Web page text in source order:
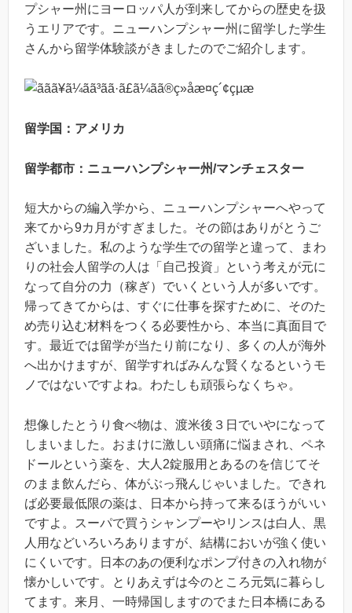
プシャー州にヨーロッパ人が到来してからの歴史を扱
うエリアです。ニューハンプシャー州に留学した学生
さんから留学体験談がきましたのでご紹介します。
留学国：アメリカ
留学都市：ニューハンプシャー州/マンチェスター
短大からの編入学から、ニューハンプシャーへやって
来てから9カ月がすぎました。その節はありがとうご
ざいました。私のような学生での留学と違って、まわ
りの社会人留学の人は「自己投資」という考えが元に
なって自分の力（稼ぎ）でいくという人が多いです。
帰ってきてからは、すぐに仕事を探すために、そのた
め売り込む材料をつくる必要性から、本当に真面目で
す。最近では留学が当たり前になり、多くの人が海外
へ出かけますが、留学すればみんな賢くなるというモ
ノではないですよね。わたしも頑張らなくちゃ。
想像したとうり食べ物は、渡米後３日でいやになって
しまいました。おまけに激しい頭痛に悩まされ、ペネ
ドールという薬を、大人2錠服用とあるのを信じてそ
のまま飲んだら、体がぶっ飛んじゃいました。できれ
ば必要最低限の薬は、日本から持って来るほうがいい
ですよ。スーパで買うシャンプーやリンスは白人、黒
人用などいろいろありますが、結構においが強く使い
にくいです。日本のあの便利なポンプ付きの入れ物が
懐かしいです。とりあえずは今のところ元気に暮らし
てます。来月、一時帰国しますのでまた日本橋にある